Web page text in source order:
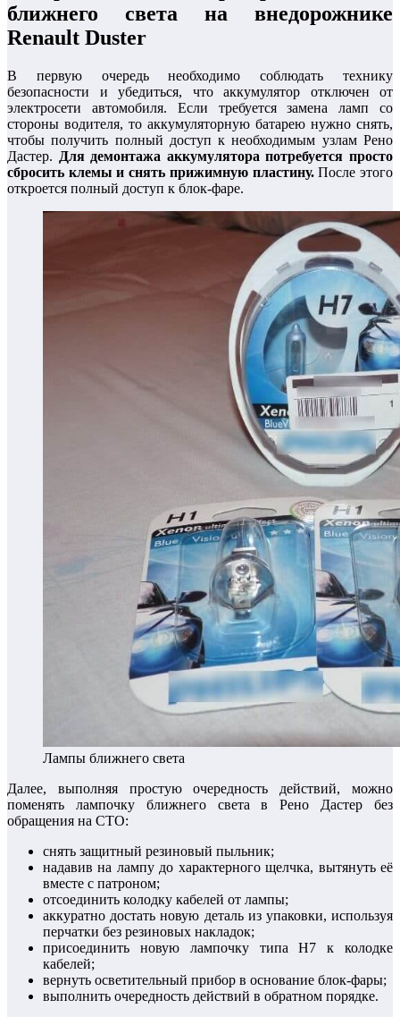
ближнего света на внедорожнике
Renault Duster
В первую очередь необходимо соблюдать технику
безопасности и убедиться, что аккумулятор отключен от
электросети автомобиля. Если требуется замена ламп со
стороны водителя, то аккумуляторную батарею нужно снять,
чтобы получить полный доступ к необходимым узлам Рено
Дастер. Для демонтажа аккумулятора потребуется просто
сбросить клемы и снять прижимную пластину.После этого
откроется полный доступ к блок-фаре.
Лампы ближнего света
Далее, выполняя простую очередность действий, можно
поменять лампочку ближнего света в Рено Дастер без
обращения на СТО:
снять защитный резиновый пыльник;
надавив на лампу до характерного щелчка, вытянуть её
вместе с патроном;
отсоединить колодку кабелей от лампы;
аккуратно достать новую деталь из упаковки, используя
перчатки без резиновых накладок;
присоединить новую лампочку типа Н7 к колодке
кабелей;
вернуть осветительный прибор в основание блок-фары;
выполнить очередность действий в обратном порядке.